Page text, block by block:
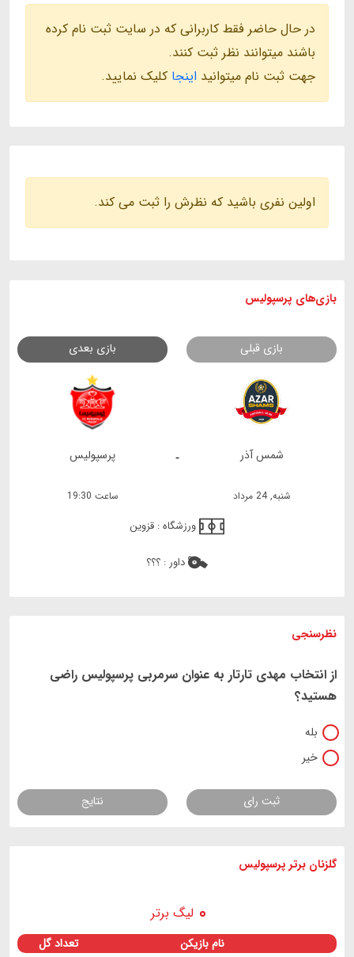
در حال حاضر فقط کاربرانی که در سایت ثبت نام کرده
باشند میتوانند نظر ثبت کنند.
جهت ثبت نام میتوانید اینجا کلیک نمایید.
اولین نفری باشید که نظرش را ثبت می کند.
بازی های پرسپولیس
بازی قبلی بازی بعدی
- شمس آذر پرسپولیس
شنبه, 24 مرداد ساعت 19:30
ورزشگاه : قزوین
داور : ؟؟؟
نظرسنجی
از انتخاب مهدی تارتار به عنوان سرمربی پرسپولیس راضی
هستید؟
بله
خیر
ثبت رای نتایج
گلزنان برتر پرسپولیس
لیگ برتر
نام بازیکن تعداد گل